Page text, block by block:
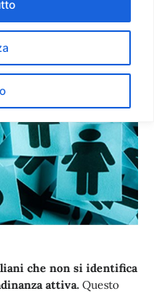
che non si identifica
attiva. Questo